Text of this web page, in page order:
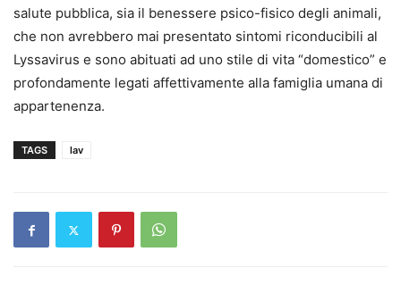
salute pubblica, sia il benessere psico-fisico degli animali,
che non avrebbero mai presentato sintomi riconducibili al
Lyssavirus e sono abituati ad uno stile di vita “domestico” e
profondamente legati affettivamente alla famiglia umana di
appartenenza.
TAGS lav